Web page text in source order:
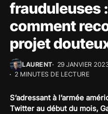
frauduleuses
comment
projet
LAURENT
29 JANVIER
2 MINUTES DE LECTURE
S’adressant à l’armée
Twitter au début du mois,